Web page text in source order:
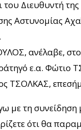
Διευθυντή
Αστυνομίας
ανέλαβε, στο
ε.α. Φώτιο
ΤΣΟΛΚΑΣ,
με τη
ότι θα